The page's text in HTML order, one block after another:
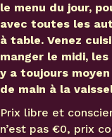
le menu du jour,
avec toutes les
à table. Venez
manger le midi,
y a toujours
de main à la
Prix libre et
n’est pas €0, prix